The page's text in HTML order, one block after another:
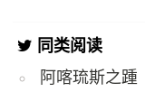
同类阅读
阿喀琉斯之踵